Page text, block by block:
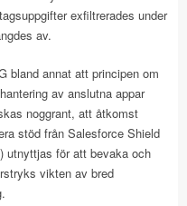
exfiltrerades under
av.
bland annat att principen om
av anslutna appar
noggrant, att åtkomst
stöd från Salesforce Shield
utnyttjas för att bevaka och
vikten av bred